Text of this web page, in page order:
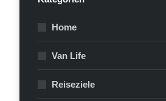
Home
Van Life
Reiseziele